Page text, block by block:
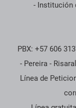
- Institución
PBX: +57 606
- Pereira -
Línea de